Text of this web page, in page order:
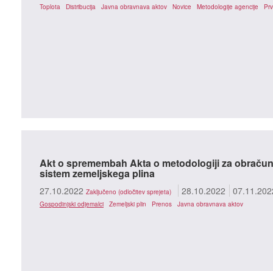
Toplota Distribucija Javna obravnava aktov Novice Metodologije agencije
Akt o spremembah Akta o metodologiji za
sistem zemeljskega plina
27.10.2022 Zaključeno (odločitev sprejeta) 28.10.2022
Gospodinjski odjemalci Zemeljski plin Prenos Javna obravnava aktov